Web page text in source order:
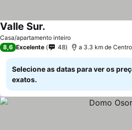
Casa/apartamento inteiro
Valle Sur.
8,6 Excelente 48 a 3.3 km de
Selecione as datas para ver os
exatos.